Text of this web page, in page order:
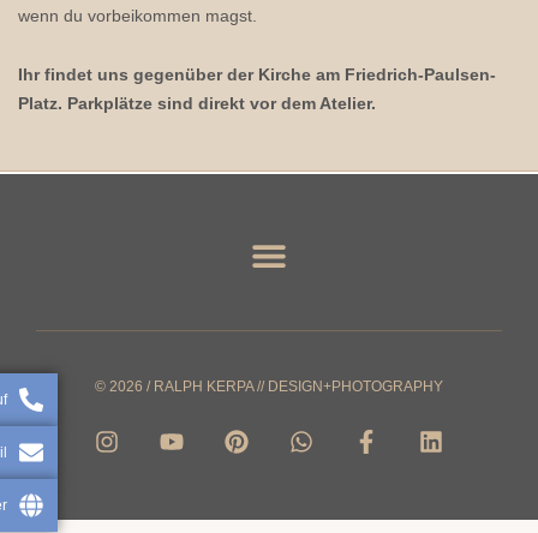
wenn du vorbeikommen magst.
Ihr findet uns gegenüber der Kirche am Friedrich-Paulsen-
Platz. Parkplätze sind direkt vor dem Atelier.
© 2026 / RALPH KERPA // DESIGN+PHOTOGRAPHY
I
n
a
Y
o
u
P
i
e
W
h
s
F
a
b
L
i
e